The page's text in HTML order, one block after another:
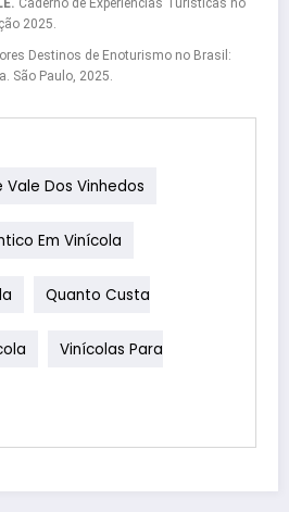
Caderno de Experiências Turísticas no
2025.
Destinos de Enoturismo no Brasil:
São Paulo, 2025.
Vale Dos Vinhedos
Em Vinícola
Quanto Custa
Vinícolas Para